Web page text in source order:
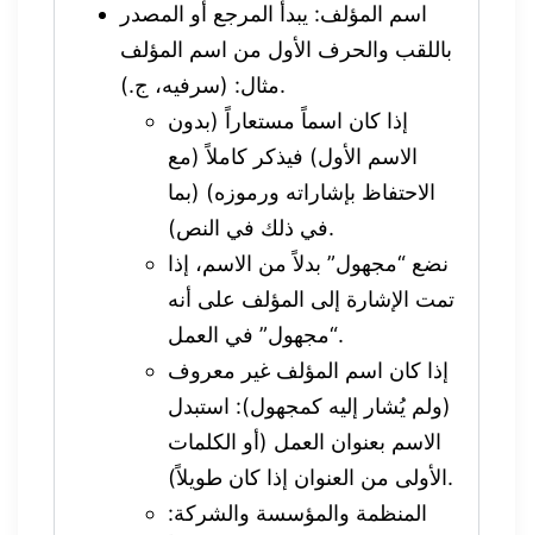
اسم المؤلف: يبدأ المرجع أو المصدر
باللقب والحرف الأول من اسم المؤلف
مثال: (سرفيه، ج.).
إذا كان اسماً مستعاراً (بدون
الاسم الأول) فيذكر كاملاً (مع
الاحتفاظ بإشاراته ورموزه) (بما
في ذلك في النص).
نضع “مجهول” بدلاً من الاسم، إذا
تمت الإشارة إلى المؤلف على أنه
“مجهول” في العمل.
إذا كان اسم المؤلف غير معروف
(ولم يُشار إليه كمجهول): استبدل
الاسم بعنوان العمل (أو الكلمات
الأولى من العنوان إذا كان طويلاً).
المنظمة والمؤسسة والشركة: